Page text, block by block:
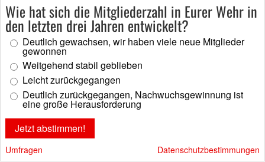
Wie hat sich die Mitgliederzahl in Eurer Wehr in
den letzten drei Jahren entwickelt?
Deutlich gewachsen, wir haben viele neue Mitglieder
gewonnen
Weitgehend stabil geblieben
Leicht zurückgegangen
Deutlich zurückgegangen, Nachwuchsgewinnung ist
eine große Herausforderung
Umfragen Datenschutzbestimmungen